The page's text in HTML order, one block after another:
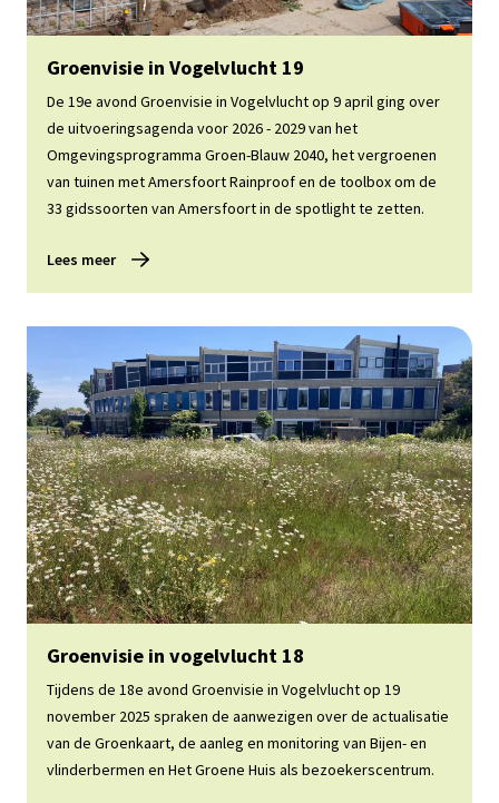
Lees meer
Groenvisie in Vogelvlucht 19
De 19e avond Groenvisie in Vogelvlucht op 9 april ging over
de uitvoeringsagenda voor 2026 - 2029 van het
Omgevingsprogramma Groen-Blauw 2040, het vergroenen
van tuinen met Amersfoort Rainproof en de toolbox om de
33 gidssoorten van Amersfoort in de spotlight te zetten.
Lees meer
Lees meer
Groenvisie in vogelvlucht 18
Tijdens de 18e avond Groenvisie in Vogelvlucht op 19
november 2025 spraken de aanwezigen over de actualisatie
van de Groenkaart, de aanleg en monitoring van Bijen- en
vlinderbermen en Het Groene Huis als bezoekerscentrum.